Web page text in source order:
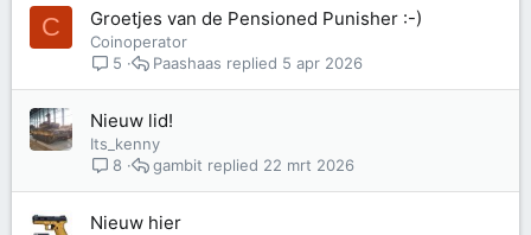
C Groetjes van de Pensioned Punisher :-)
Coinoperator
5
5 apr 2026
Paashaas
Nieuw lid!
Its_kenny
8
22 mrt 2026
gambit
Nieuw hier